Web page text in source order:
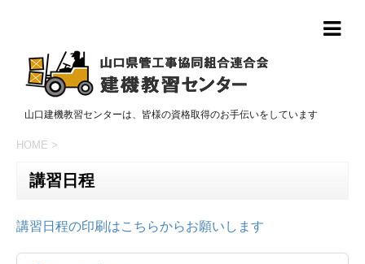
山口建機教習センターは、皆様の資格取得のお手伝いをしています
HOME >
講習日程
講習日程の印刷はこちらからお願いします